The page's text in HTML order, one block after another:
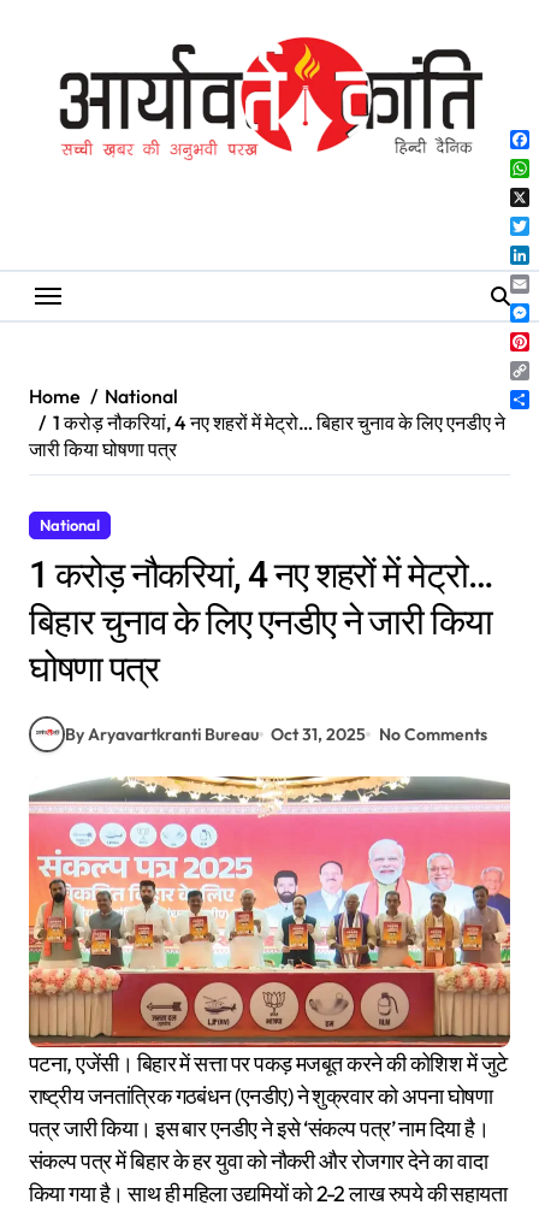
Home
National
1 करोड़ नौकरियां, 4 नए शहरों में मेट्रो… बिहार चुनाव के लिए एनडीए ने
जारी किया घोषणा पत्र
National
1 करोड़ नौकरियां, 4 नए शहरों में मेट्रो…
बिहार चुनाव के लिए एनडीए ने जारी किया
घोषणा पत्र
By Aryavartkranti Bureau Oct 31, 2025 No Comments
पटना, एजेंसी। बिहार में सत्ता पर पकड़ मजबूत करने की कोशिश में जुटे
राष्ट्रीय जनतांत्रिक गठबंधन (एनडीए) ने शुक्रवार को अपना घोषणा
पत्र जारी किया। इस बार एनडीए ने इसे ‘संकल्प पत्र’ नाम दिया है।
संकल्प पत्र में बिहार के हर युवा को नौकरी और रोजगार देने का वादा
किया गया है। साथ ही महिला उद्यमियों को 2-2 लाख रुपये की सहायता
X